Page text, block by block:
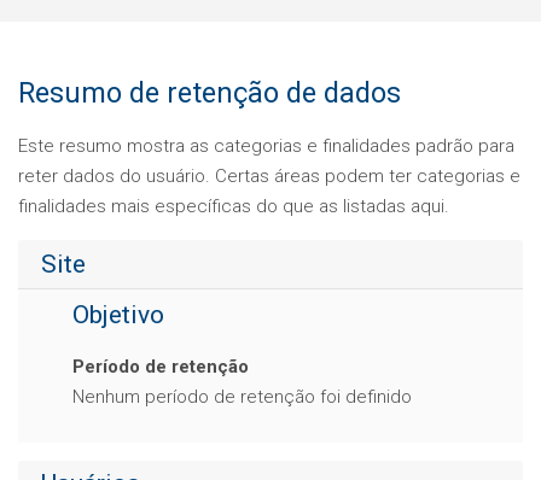
Resumo de retenção de dados
Este resumo mostra as categorias e finalidades padrão para
reter dados do usuário. Certas áreas podem ter categorias e
finalidades mais específicas do que as listadas aqui.
Site
Objetivo
Período de retenção
Nenhum período de retenção foi definido